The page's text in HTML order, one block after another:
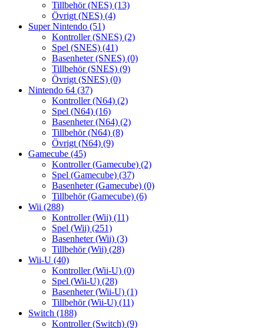
Tillbehör (NES) (13)
Övrigt (NES) (4)
Super Nintendo (51)
Kontroller (SNES) (2)
Spel (SNES) (41)
Basenheter (SNES) (0)
Tillbehör (SNES) (9)
Övrigt (SNES) (0)
Nintendo 64 (37)
Kontroller (N64) (2)
Spel (N64) (16)
Basenheter (N64) (2)
Tillbehör (N64) (8)
Övrigt (N64) (9)
Gamecube (45)
Kontroller (Gamecube) (2)
Spel (Gamecube) (37)
Basenheter (Gamecube) (0)
Tillbehör (Gamecube) (6)
Wii (288)
Kontroller (Wii) (11)
Spel (Wii) (251)
Basenheter (Wii) (3)
Tillbehör (Wii) (28)
Wii-U (40)
Kontroller (Wii-U) (0)
Spel (Wii-U) (28)
Basenheter (Wii-U) (1)
Tillbehör (Wii-U) (11)
Switch (188)
Kontroller (Switch) (9)